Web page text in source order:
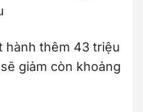
hành thêm 43 triệu
giảm còn khoảng